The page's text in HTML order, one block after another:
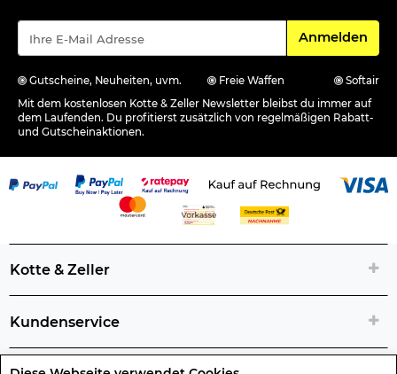
Für den
Anmelden
Gutscheine, Neuheiten, uvm. Freie Waffen
Softair
Mit dem kostenlosen Kotte & Zeller Newsletter bleibst du immer auf
dem Laufenden. Du profitierst zusätzlich von regelmäßigen Rabatt-
und Gutscheinaktionen.
Kotte & Zeller
Kundenservice